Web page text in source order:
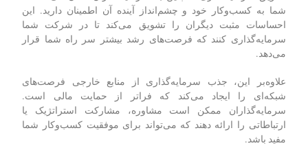
شما به کسب‌وکار خود و چشم‌انداز آینده آن اطمینان دارید. این
احساسات مثبت دیگران را تشویق می‌کند تا در شرکت شما
سرمایه‌گذاری کنند که فرصت‌های رشد بیشتر سر راه شما قرار
می‌دهد.
علاوه‌بر این، جذب سرمایه‌گذاری از منابع خارجی فرصت‌های
شبکه‌ای را ایجاد می‌کند که فراتر از حمایت مالی است.
سرمایه‌گذاران ممکن است مشاوره، مشارکت استراتژیک یا
ارتباطاتی را ارائه دهند که می‌تواند برای موفقیت کسب‌وکار شما
مفید باشد.